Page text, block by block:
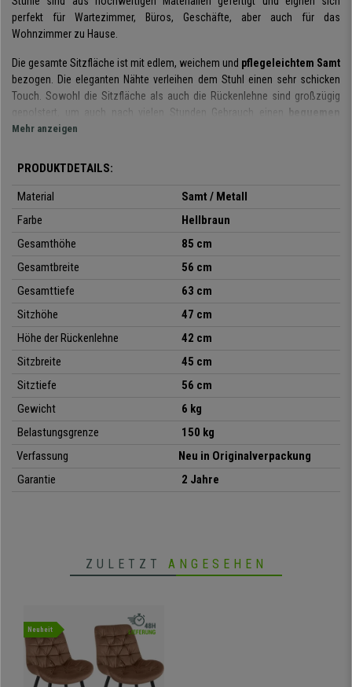
perfekt für Wartezimmer, Büros, Geschäfte, aber auch für das
Wohnzimmer zu Hause.
Die gesamte Sitzfläche ist mit edlem, weichem und pflegeleichtem Samt
bezogen. Die eleganten Nähte verleihen dem Stuhl einen sehr schicken
Touch. Sowohl die Sitzfläche als auch die Rückenlehne sind großzügig
gepolstert, um auch nach vielen Stunden Gebrauch einen bequemen
Sitzkomfortzu gewährleisten.
sodass er sich leicht an Ihre Einrichtung anpassen lässt. Es handelt sich
zweifellos um ein Produkt, das
Funktionalität und Eleganz
Das Gestell ist aus massivem, mattschwarzem Metall
geliefert, die den Boden vor Beschädigungen oder Kratzern schützen und
die Lebensdauer des Stuhls verlängern.
Lassen Sie sich dieses
nicht entgehen! Bei buerostuhlpro bieten
wir es Ihnen zu einem sehr attraktiven Preis und mit einem
• Modernes und raffiniertes Design
• Belastbar bis zu 150 kg
• Bezug aus weichem Samt
Mehr anzeigen
PRODUKTDETAILS:
Material
Samt / Metall
Farbe
Hellbraun
Gesamthöhe
85 cm
Gesamtbreite
56 cm
Gesamttiefe
63 cm
Sitzhöhe
47 cm
Höhe der Rückenlehne
42 cm
Sitzbreite
45 cm
Sitztiefe
56 cm
Gewicht
6 kg
Belastungsgrenze
150 kg
Verfassung
Neu in Originalverpackung
Garantie
2 Jahre
ZULETZT ANGESEHEN
Neuheit